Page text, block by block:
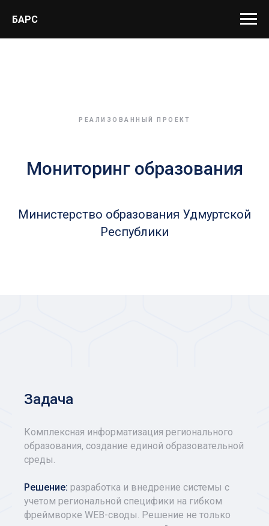
БАРС
РЕАЛИЗОВАННЫЙ ПРОЕКТ
Мониторинг образования
Министерство образования Удмуртской
Республики
Задача
Комплексная информатизация регионального
образования, создание единой образовательной
среды.
Решение: разработка и внедрение системы с
учетом региональной специфики на гибком
фреймворке WEB-своды. Решение не только